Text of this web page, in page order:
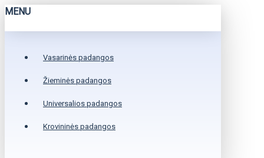
MENU
Vasarinės padangos
Žieminės padangos
Universalios padangos
Krovininės padangos